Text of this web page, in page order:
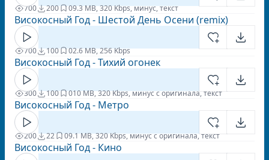
700 200 09.3 MB, 320 Kbps, минус, текст
Високосный Год - Шестой День Осени (remix)
700 100 02.6 MB, 256 Kbps
Високосный Год - Тихий огонек
300 100 010 MB, 320 Kbps, минус с оригинала, текст
Високосный Год - Метро
200 22 09.1 MB, 320 Kbps, минус с оригинала, текст
Високосный Год - Кино